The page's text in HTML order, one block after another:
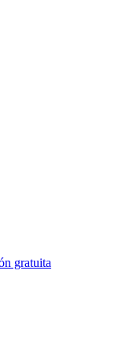
gratuita